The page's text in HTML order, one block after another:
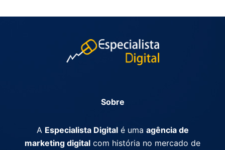
Sobre
A Especialista Digitalé uma agência de
marketing digital com história no mercado de